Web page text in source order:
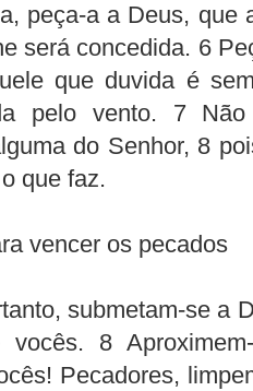
peça-a a Deus, que
será concedida. 6
que duvida é
pelo vento. 7
do Senhor, 8
que faz.
vencer os pecados
submetam-se a
8
Pecadores,